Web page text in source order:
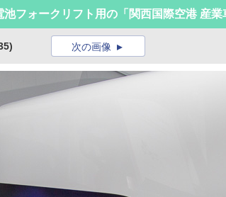
池フォークリフト用の「関西国際空港 産
次の画像